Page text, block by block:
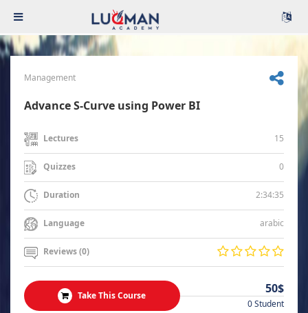
Management
Advance S-Curve using Power BI
Lectures 15
Quizzes 0
Duration 2:34:35
Language arabic
Reviews (0)
Take This Course 50$
0 Student